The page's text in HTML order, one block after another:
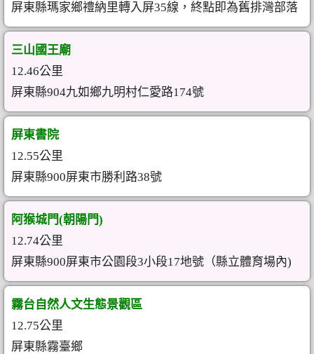
屏東縣瑪家鄉禮納里轉入屏35線，終點即為舊排灣部落
三山國王廟
12.46公里
屏東縣904九如鄉九明村仁愛路174號
屏東書院
12.55公里
屏東縣900屏東市勝利路38號
阿猴城門(朝陽門)
12.74公里
屏東縣900屏東市公園段3小段17地號（縣立體育場內)
霧台自然人文生態景觀區
12.75公里
屏東縣霧臺鄉